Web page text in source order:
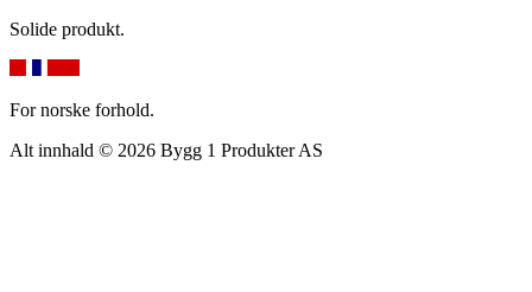
Solide produkt.
For norske forhold.
Alt innhald © 2026 Bygg 1 Produkter AS